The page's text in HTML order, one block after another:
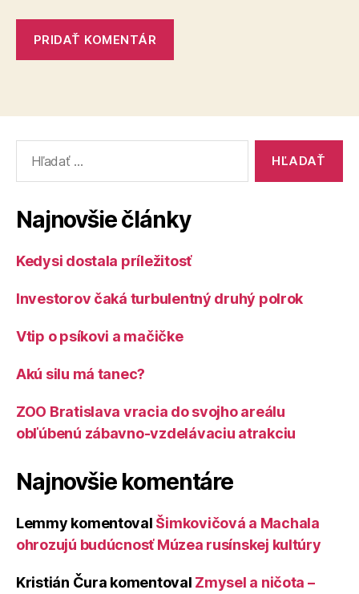
Najnovšie články
Kedysi dostala príležitosť
Investorov čaká turbulentný druhý polrok
Vtip o psíkovi a mačičke
Akú silu má tanec?
ZOO Bratislava vracia do svojho areálu
obľúbenú zábavno-vzdelávaciu atrakciu
Najnovšie komentáre
Lemmy komentoval Šimkovičová a Machala
ohrozujú budúcnosť Múzea rusínskej kultúry
Kristián Čura komentoval Zmysel a ničota –